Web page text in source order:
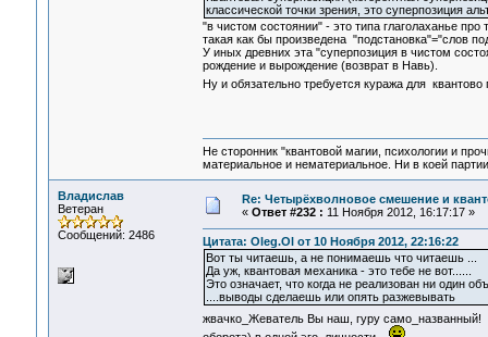
классической точки зрения, это суперпозиция
"в чистом состоянии" - это типа глаголаханье
такая как бы произведена "подстановка"="слов
У иных древних эта "суперпозиция в чистом
рождение и вырождение (возврат в Навь).
Ну и обязательно требуется куража для
Не сторонник "квантовой магии, психологии и
материальное и нематериальное. Ни в коей
Владислав
Ветеран
Сообщений: 2486
Re: Четырёхволновое смешение и
« Ответ #232 : 11 Ноября 2012, 16:17:17 »
Цитата: Oleg.Ol от 10 Ноября 2012, 22:16:22
Вот ты читаешь, а не понимаешь что читаешь ...
Да уж, квантовая механика - это тебе не вот......
Это означает, что когда не реализован ни один
....выводы сделаешь или опять разжевывать
жвачко_Жеватель Вы наш, гуру само_названный!